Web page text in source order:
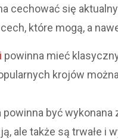
cechować się
które mogą, a
powinna mieć
krojów
powinna być wykonana
ale także są trwałe i